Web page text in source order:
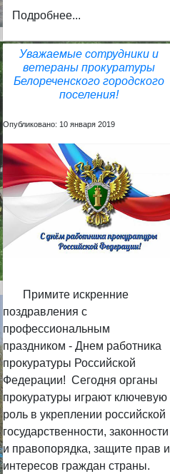
Подробнее...
Уважаемые сотрудники и
ветераны прокуратуры
Белореченского городского
поселения!
Опубликовано: 10 января 2019
Примите искренние
поздравления с
профессиональным
праздником - Днем работника
прокуратуры Российской
Федерации! Сегодня органы
прокуратуры играют ключевую
роль в укреплении российской
государственности, законности
и правопорядка, защите прав и
интересов граждан страны.